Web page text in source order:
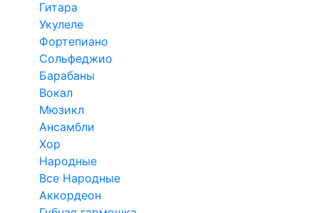
Гитара
Укулеле
Фортепиано
Сольфеджио
Барабаны
Вокал
Мюзикл
Ансамбли
Хор
Народные
Все Народные
Аккордеон